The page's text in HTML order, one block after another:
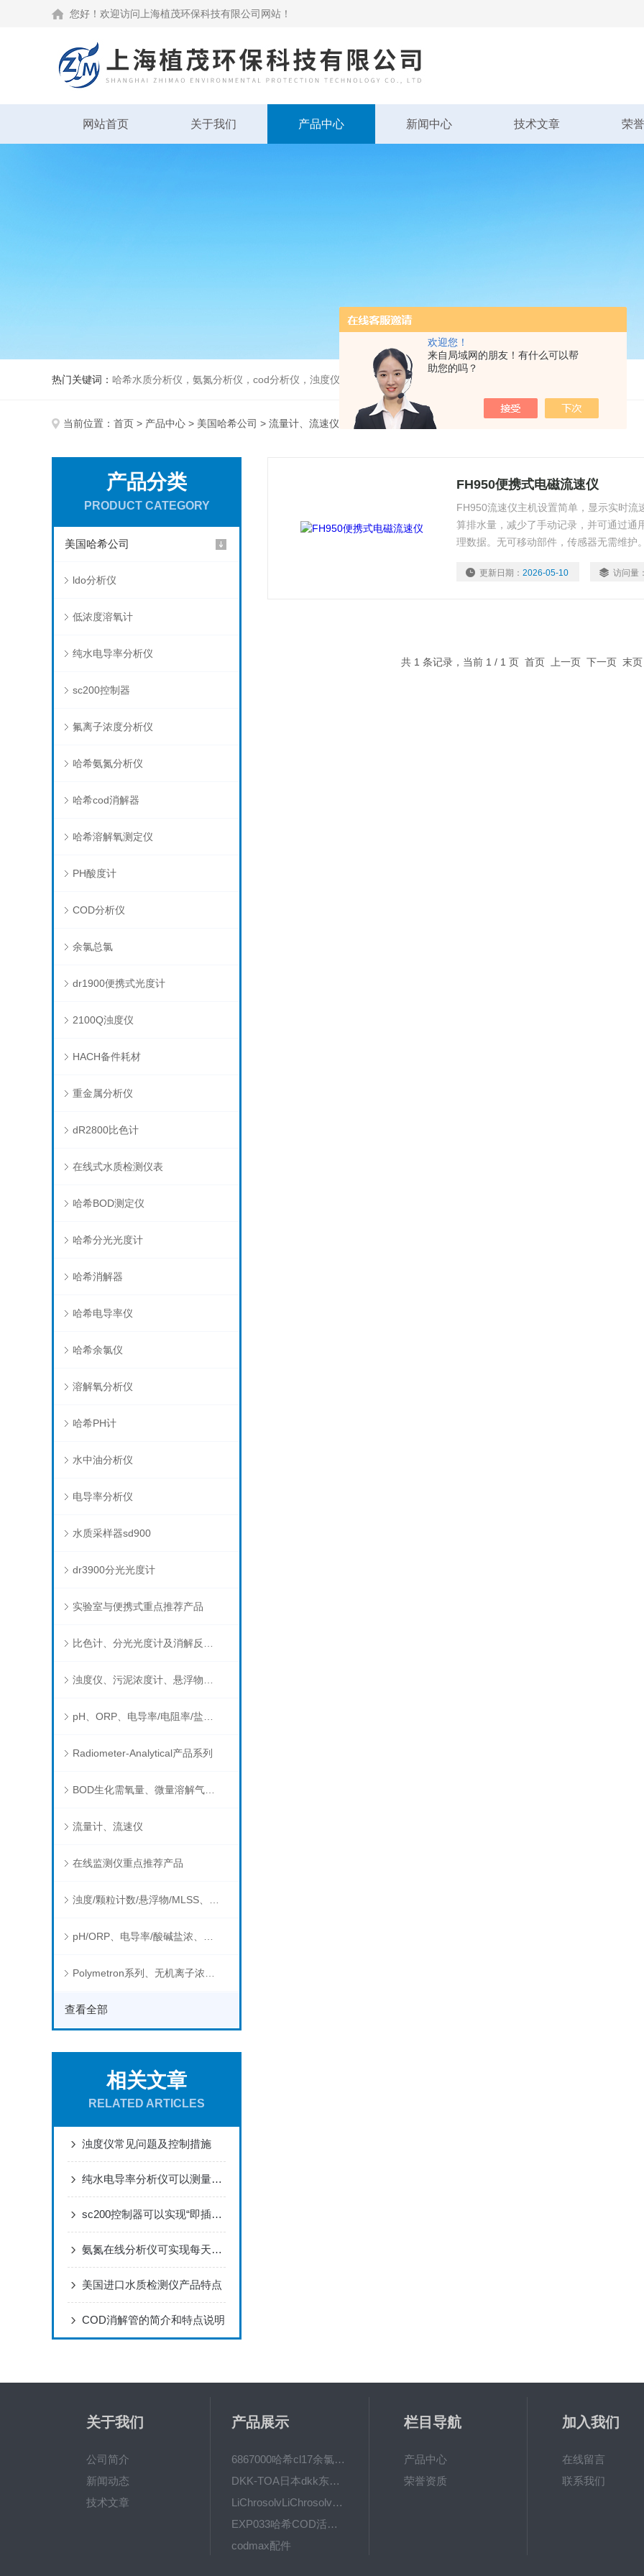
欢迎您！
来自局域网的朋友！有什么可以帮
助您的吗？
您好！欢迎访问上海植茂环保科技有限公司网站！
网站首页 关于我们 产品中心 新闻中心 技术文章 荣
热门关键词： 哈希水质分析仪，氨氮分析仪，cod分析仪，浊度仪，bod分析仪，溶解氧分析仪
当前位置： 首页 > 产品中心 > 美国哈希公司 > 流量计、流速仪
产品分类
PRODUCT CATEGORY
美国哈希公司
ldo分析仪
低浓度溶氧计
纯水电导率分析仪
sc200控制器
氟离子浓度分析仪
哈希氨氮分析仪
哈希cod消解器
哈希溶解氧测定仪
PH酸度计
COD分析仪
余氯总氯
dr1900便携式光度计
2100Q浊度仪
HACH备件耗材
重金属分析仪
dR2800比色计
在线式水质检测仪表
哈希BOD测定仪
哈希分光光度计
哈希消解器
哈希电导率仪
哈希余氯仪
溶解氧分析仪
哈希PH计
水中油分析仪
电导率分析仪
水质采样器sd900
dr3900分光光度计
实验室与便携式重点推荐产品
Radiometer-Analytical产品系列
BOD生化需氧量、微量溶解气体和现场水质测试组件以及其他分析仪
流量计、流速仪
在线监测仪重点推荐产品
查看全部
相关文章
RELATED ARTICLES
浊度仪常见问题及控制措施
纯水电导率分析仪可以测量哪些物质的电导率？
sc200控制器可以实现“即插即用”型操作
氨氮在线分析仪可实现每天定时测量连续测量
美国进口水质检测仪产品特点
COD消解管的简介和特点说明
FH950便携式电磁流速仪
FH950流速仪主机设置简单，显示实时流
算排水量，减少了手动记录，并可通过通
理数据。无可移动部件，传感器无需维护。
更新日期：2026-05-10 访问量
共 1 条记录，当前 1 / 1 页 首页 上一页 下一页 末
关于我们
公司简介
新闻动态
技术文章
产品展示
6867000哈希cl17余氯分析仪色度计模块、哈希cl17比色池现货
DKK-TOA日本dkk东亚电波水质仪器电极耗材
LiChrosolvLiChrosolv®HPLC色谱纯溶剂
EXP033哈希COD活塞泵价格 EXP033
codmax配件
栏目导航
产品中心
荣誉资质
加入我们
在线留言
联系我们